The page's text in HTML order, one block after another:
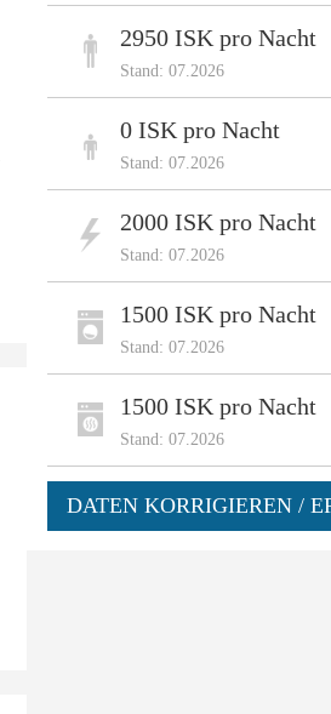
2950 ISK pro Nacht
Stand: 07.2026
0 ISK pro Nacht
Stand: 07.2026
2000 ISK pro Nacht
Stand: 07.2026
1500 ISK pro Nacht
Stand: 07.2026
1500 ISK pro Nacht
Stand: 07.2026
DATEN KORRIGIEREN /